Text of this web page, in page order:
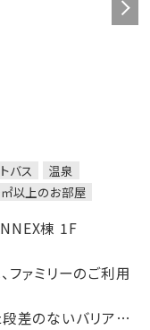
バス
温泉
以上のお部屋
棟 1F
ァミリーのご利用
差のないバリアフ